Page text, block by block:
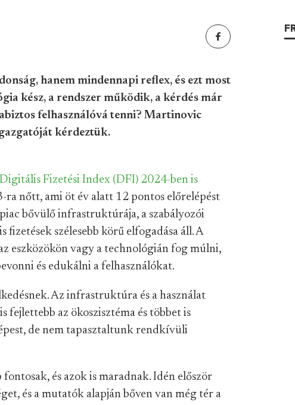
hanem mindennapi reflex, és ezt most
kész, a rendszer működik, a kérdés már
felhasználóvá tenni? Martinovic
kérdeztük.
Fizetési Index (DFI) 2024-ben is
ra nőtt, ami öt év alatt 12 pontos előrelépést
bővülő infrastruktúrája, a szabályozói
szélesebb körű elfogadása áll. A
eszközökön vagy a technológián fog múlni,
és edukálni a felhasználókat.
Az infrastruktúra és a használat
fejlettebb az ökoszisztéma és többet is
de nem tapasztaltunk rendkívüli
és azok is maradnak. Idén először
és a mutatók alapján bőven van még tér a